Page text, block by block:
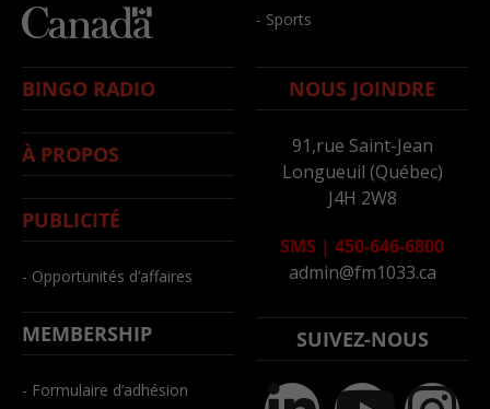
- Sports
BINGO RADIO
À PROPOS
PUBLICITÉ
- Opportunités d’affaires
MEMBERSHIP
- Formulaire d’adhésion
NOUS JOINDRE
91,rue Saint-Jean
Longueuil (Québec)
J4H 2W8
SMS | 450-646-6800
admin@fm1033.ca
SUIVEZ-NOUS